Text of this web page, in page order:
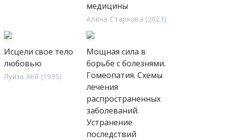
медицины
Алёна Старкова (2023)
Исцели свое тело
любовью
Луиза Хей (1995)
Мощная сила в
борьбе с болезнями.
Гомеопатия. Схемы
лечения
распространенных
заболеваний.
Устранение
последствий